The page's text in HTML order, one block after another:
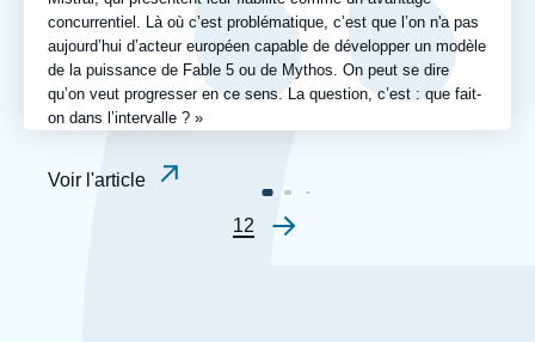
concurrentiel. Là où c’est problématique, c’est que l’on n'a pas
aujourd’hui d’acteur européen capable de développer un modèle
de la puissance de Fable 5 ou de Mythos. On peut se dire
qu’on veut progresser en ce sens. La question, c’est : que fait-
on dans l’intervalle ? »
Voir l'article
Pagination
Page
1Page
2